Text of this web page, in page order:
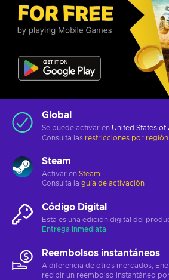
Global
Se puede activar en United States of
Consulta las restricciones por región
Steam
Activar en Steam
Consulta la guía de activación
Código Digital
Esta es una edición digital del
Entrega inmediata
Reembolsos instantáneos
A diferencia de otros mercados,
recibir un reembolso instantáneo